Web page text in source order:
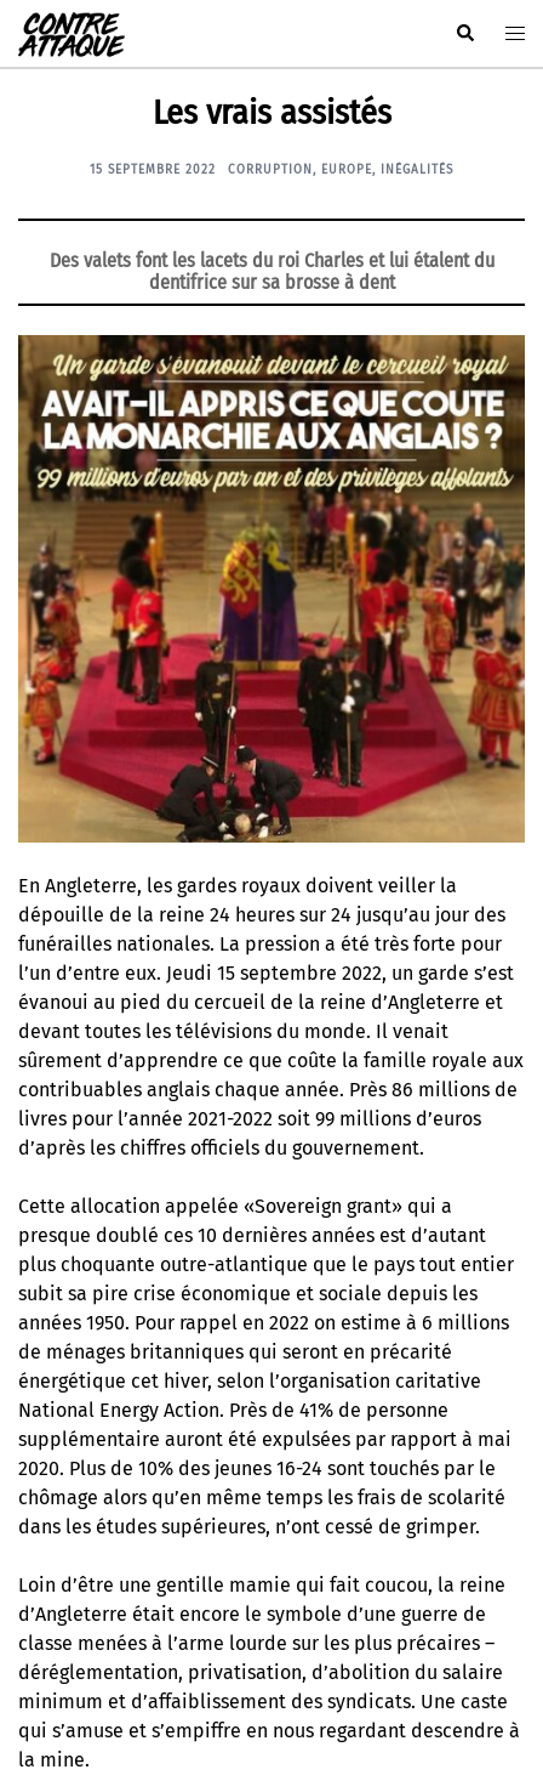
Aller
au
contenu
Rechercher
Les vrais assistés
15 SEPTEMBRE 2022 CORRUPTION , EUROPE, INÉGALITÉS
Des valets font les lacets du roi Charles et lui étalent du
dentifrice sur sa brosse à dent
En Angleterre, les gardes royaux doivent veiller la
dépouille de la reine 24 heures sur 24 jusqu’au jour des
funérailles nationales. La pression a été très forte pour
l’un d’entre eux. Jeudi 15 septembre 2022, un garde s’est
évanoui au pied du cercueil de la reine d’Angleterre et
devant toutes les télévisions du monde. Il venait
sûrement d’apprendre ce que coûte la famille royale aux
contribuables anglais chaque année. Près 86 millions de
livres pour l’année 2021-2022 soit 99 millions d’euros
d’après les chiffres officiels du gouvernement.
Cette allocation appelée «Sovereign grant» qui a
presque doublé ces 10 dernières années est d’autant
plus choquante outre-atlantique que le pays tout entier
subit sa pire crise économique et sociale depuis les
années 1950. Pour rappel en 2022 on estime à 6 millions
de ménages britanniques qui seront en précarité
énergétique cet hiver, selon l’organisation caritative
National Energy Action. Près de 41% de personne
supplémentaire auront été expulsées par rapport à mai
2020. Plus de 10% des jeunes 16-24 sont touchés par le
chômage alors qu’en même temps les frais de scolarité
dans les études supérieures, n’ont cessé de grimper.
Loin d’être une gentille mamie qui fait coucou, la reine
d’Angleterre était encore le symbole d’une guerre de
classe menées à l’arme lourde sur les plus précaires –
déréglementation, privatisation, d’abolition du salaire
minimum et d’affaiblissement des syndicats. Une caste
qui s’amuse et s’empiffre en nous regardant descendre à
la mine.